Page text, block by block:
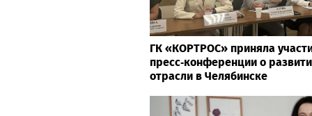
ГК «КОРТРОС» приняла
пресс‑конференции о
отрасли в Челябинске